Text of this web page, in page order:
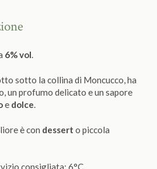
6% vol.
sotto la collina di Moncucco, ha
un profumo delicato e un sapore
e dolce.
è con dessert o piccola